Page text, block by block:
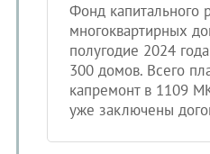
Фонд капитального
многоквартирных
полугодие 2024
300 домов. Всего
капремонт в 1109
уже заключены